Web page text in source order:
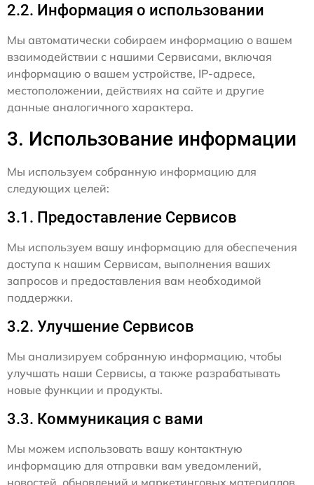
2.2. Информация о использовании
Мы автоматически собираем информацию о вашем
взаимодействии с нашими Сервисами, включая
информацию о вашем устройстве, IP-адресе,
местоположении, действиях на сайте и другие
данные аналогичного характера.
3. Использование информации
Мы используем собранную информацию для
следующих целей:
3.1. Предоставление Сервисов
Мы используем вашу информацию для обеспечения
доступа к нашим Сервисам, выполнения ваших
запросов и предоставления вам необходимой
поддержки.
3.2. Улучшение Сервисов
Мы анализируем собранную информацию, чтобы
улучшать наши Сервисы, а также разрабатывать
новые функции и продукты.
3.3. Коммуникация с вами
Мы можем использовать вашу контактную
информацию для отправки вам уведомлений,
новостей, обновлений и маркетинговых материалов,